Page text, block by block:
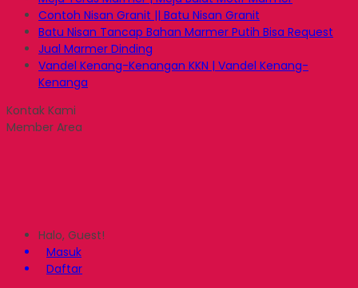
Contoh Nisan Granit || Batu Nisan Granit
Batu Nisan Tancap Bahan Marmer Putih Bisa Request
Jual Marmer Dinding
Vandel Kenang-Kenangan KKN | Vandel Kenang-
Kenanga
Kontak Kami
Member Area
Halo, Guest!
Masuk
Daftar